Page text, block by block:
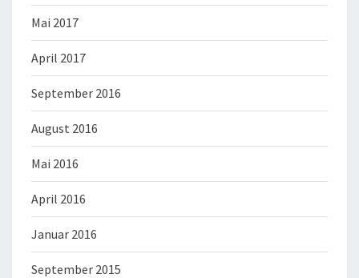
Mai 2017
April 2017
September 2016
August 2016
Mai 2016
April 2016
Januar 2016
September 2015